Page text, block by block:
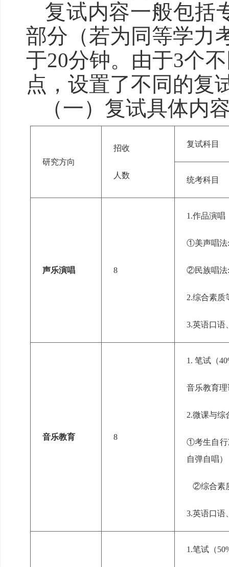
复试内容一般包括
部分（若为同等学力
于20分钟。由于3个
点，设置了不同的复
（一）复试具体内
研究方向
招收
人数
复试科目
统考科目
声乐演唱 8
1.作品演唱
①美声唱法:
②民族唱法:
2.综合素质
3.英语口语
音乐教育 8
1. 笔试 （4
音乐教育理
2.微课与综
①考生自
自弹自唱）
②综合素
3.英语口语
1.笔试 （5